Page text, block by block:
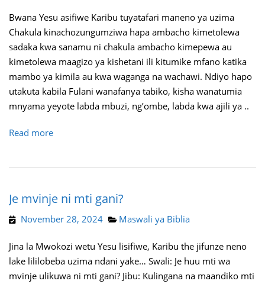
Bwana Yesu asifiwe Karibu tuyatafari maneno ya uzima
Chakula kinachozungumziwa hapa ambacho kimetolewa
sadaka kwa sanamu ni chakula ambacho kimepewa au
kimetolewa maagizo ya kishetani ili kitumike mfano katika
mambo ya kimila au kwa waganga na wachawi. Ndiyo hapo
utakuta kabila Fulani wanafanya tabiko, kisha wanatumia
mnyama yeyote labda mbuzi, ng’ombe, labda kwa ajili ya ..
Read more
Je mvinje ni mti gani?
November 28, 2024 Maswali ya Biblia
Jina la Mwokozi wetu Yesu lisifiwe, Karibu the jifunze neno
lake lililobeba uzima ndani yake… Swali: Je huu mti wa
mvinje ulikuwa ni mti gani? Jibu: Kulingana na maandiko mti